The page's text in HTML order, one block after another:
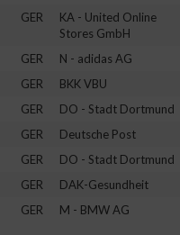
GER
KA - United Online
Stores GmbH
GER N - adidas AG
GER BKK VBU
GER DO - Stadt Dortmund
GER Deutsche Post
GER DO - Stadt Dortmund
GER DAK-Gesundheit
GER M - BMW AG